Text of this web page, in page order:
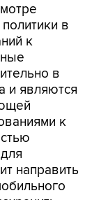
в
к
в
и являются
к
направить